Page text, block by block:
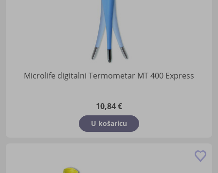
Microlife digitalni Termometar MT 400 Express
10,84 €
U košaricu